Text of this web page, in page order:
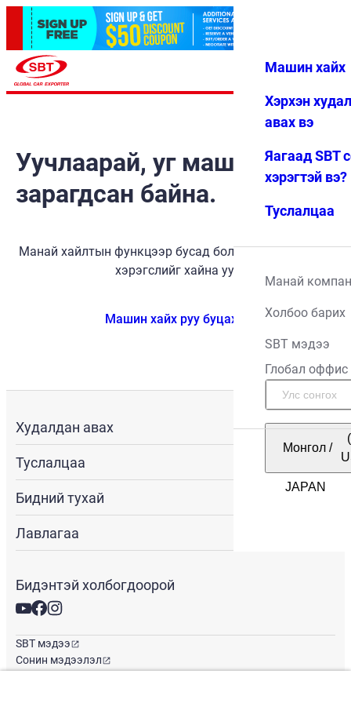
Дуртай Цэс
Машин хайх
Хэрхэн
авах вэ
Яагаад SBT
хэрэгтэй вэ?
Туслалцаа
Манай
Холбоо барих
SBT мэдээ
Глобал оффис
Монгол /
Уучлаарай, уг машин
зарагдсан байна.
Манай хайлтын функцээр бусад боломжит тээврийн
хэрэгслийг хайна уу.
Машин хайх руу буцах
Худалдан авах
Туслалцаа
Бидний тухай
Лавлагаа
Бидэнтэй холбогдоорой
SBT мэдээ
Сонин мэдээлэл